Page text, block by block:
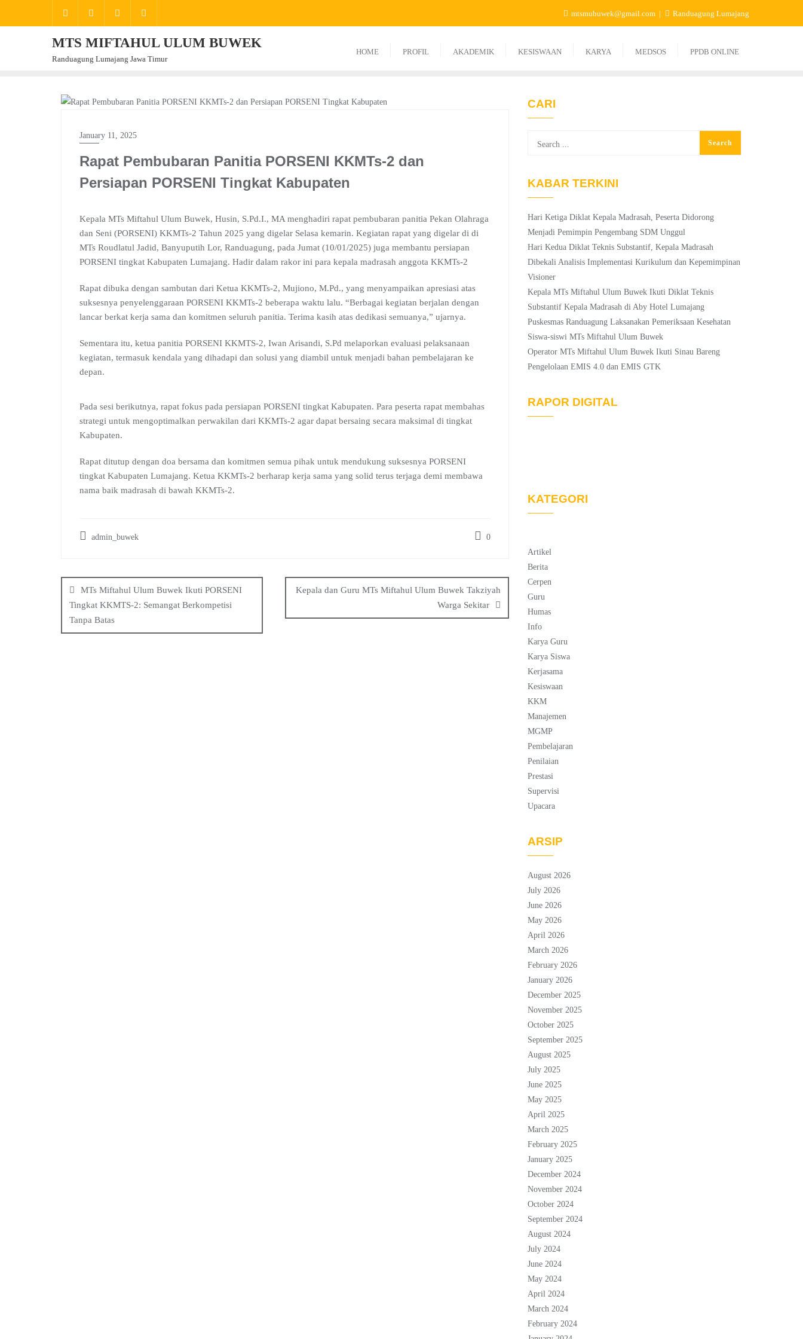
mtsmubuwek@gmail.com Randuagung Lumajang
MTS MIFTAHUL ULUM BUWEK
Randuagung Lumajang Jawa Timur
HOME PROFIL AKADEMIK KESISWAAN KARYA MEDSOS PPDB ONLINE
January 11, 2025
Rapat Pembubaran Panitia PORSENI KKMTs-2 dan
Persiapan PORSENI Tingkat Kabupaten
Kepala MTs Miftahul Ulum Buwek, Husin, S.Pd.I., MA menghadiri rapat pembubaran panitia Pekan Olahraga
dan Seni (PORSENI) KKMTs-2 Tahun 2025 yang digelar Selasa kemarin. Kegiatan rapat yang digelar di di
MTs Roudlatul Jadid, Banyuputih Lor, Randuagung, pada Jumat (10/01/2025) juga membantu persiapan
PORSENI tingkat Kabupaten Lumajang. Hadir dalam rakor ini para kepala madrasah anggota KKMTs-2
Rapat dibuka dengan sambutan dari Ketua KKMTs-2, Mujiono, M.Pd., yang menyampaikan apresiasi atas
suksesnya penyelenggaraan PORSENI KKMTs-2 beberapa waktu lalu. “Berbagai kegiatan berjalan dengan
lancar berkat kerja sama dan komitmen seluruh panitia. Terima kasih atas dedikasi semuanya,” ujarnya.
Sementara itu, ketua panitia PORSENI KKMTS-2, Iwan Arisandi, S.Pd melaporkan evaluasi pelaksanaan
kegiatan, termasuk kendala yang dihadapi dan solusi yang diambil untuk menjadi bahan pembelajaran ke
depan.
Pada sesi berikutnya, rapat fokus pada persiapan PORSENI tingkat Kabupaten. Para peserta rapat membahas
strategi untuk mengoptimalkan perwakilan dari KKMTs-2 agar dapat bersaing secara maksimal di tingkat
Kabupaten.
Rapat ditutup dengan doa bersama dan komitmen semua pihak untuk mendukung suksesnya PORSENI
tingkat Kabupaten Lumajang. Ketua KKMTs-2 berharap kerja sama yang solid terus terjaga demi membawa
nama baik madrasah di bawah KKMTs-2.
admin_buwek 0
navigation
MTs Miftahul Ulum Buwek Ikuti PORSENI
Tingkat KKMTS-2: Semangat Berkompetisi
Tanpa Batas
Kepala dan Guru MTs Miftahul Ulum Buwek Takziyah
Warga Sekitar
CARI
KABAR TERKINI
Hari Ketiga Diklat Kepala Madrasah, Peserta Didorong
Menjadi Pemimpin Pengembang SDM Unggul
Hari Kedua Diklat Teknis Substantif, Kepala Madrasah
Dibekali Analisis Implementasi Kurikulum dan Kepemimpinan
Visioner
Kepala MTs Miftahul Ulum Buwek Ikuti Diklat Teknis
Substantif Kepala Madrasah di Aby Hotel Lumajang
Puskesmas Randuagung Laksanakan Pemeriksaan Kesehatan
Siswa-siswi MTs Miftahul Ulum Buwek
Operator MTs Miftahul Ulum Buwek Ikuti Sinau Bareng
Pengelolaan EMIS 4.0 dan EMIS GTK
RAPOR DIGITAL
KATEGORI
Artikel
Berita
Cerpen
Guru
Humas
Info
Karya Guru
Karya Siswa
Kerjasama
Kesiswaan
KKM
Manajemen
MGMP
Pembelajaran
Penilaian
Prestasi
Supervisi
Upacara
ARSIP
August 2026
July 2026
June 2026
May 2026
April 2026
March 2026
February 2026
January 2026
December 2025
November 2025
October 2025
September 2025
August 2025
July 2025
June 2025
May 2025
April 2025
March 2025
February 2025
January 2025
December 2024
November 2024
October 2024
September 2024
August 2024
July 2024
June 2024
May 2024
April 2024
March 2024
February 2024